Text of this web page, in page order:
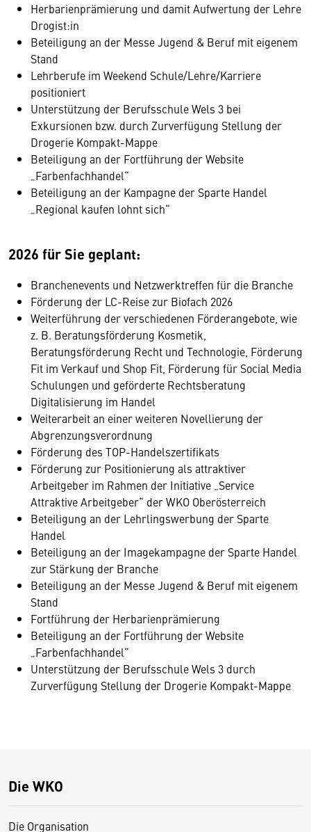
Herbarienprämierung und damit Aufwertung der Lehre
Drogist:in
Beteiligung an der Messe Jugend & Beruf mit eigenem
Stand
Lehrberufe im Weekend Schule/Lehre/Karriere
positioniert
Unterstützung der Berufsschule Wels 3 bei
Exkursionen bzw. durch Zurverfügung Stellung der
Drogerie Kompakt-Mappe
Beteiligung an der Fortführung der Website
„Farbenfachhandel“
Beteiligung an der Kampagne der Sparte Handel
„Regional kaufen lohnt sich“
2026 für Sie geplant:
Branchenevents und Netzwerktreffen für die Branche
Förderung der LC-Reise zur Biofach 2026
Weiterführung der verschiedenen Förderangebote, wie
z. B. Beratungsförderung Kosmetik,
Beratungsförderung Recht und Technologie, Förderung
Fit im Verkauf und Shop Fit, Förderung für Social Media
Schulungen und geförderte Rechtsberatung
Digitalisierung im Handel
Weiterarbeit an einer weiteren Novellierung der
Abgrenzungsverordnung
Förderung des TOP-Handelszertifikats
Förderung zur Positionierung als attraktiver
Arbeitgeber im Rahmen der Initiative „Service
Attraktive Arbeitgeber“ der WKO Oberösterreich
Beteiligung an der Lehrlingswerbung der Sparte
Handel
Beteiligung an der Imagekampagne der Sparte Handel
zur Stärkung der Branche
Beteiligung an der Messe Jugend & Beruf mit eigenem
Stand
Fortführung der Herbarienprämierung
Beteiligung an der Fortführung der Website
„Farbenfachhandel“
Unterstützung der Berufsschule Wels 3 durch
Zurverfügung Stellung der Drogerie Kompakt-Mappe
Die WKO
Die Organisation